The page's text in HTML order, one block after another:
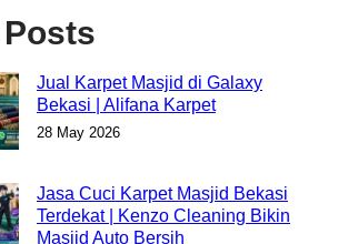
Jual Karpet Masjid di Galaxy
Bekasi | Alifana Karpet
28 May 2026
Jasa Cuci Karpet Masjid Bekasi
Terdekat | Kenzo Cleaning Bikin
Masjid Auto Bersih